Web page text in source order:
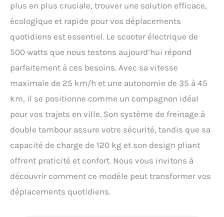
plus en plus cruciale, trouver une solution efficace,
écologique et rapide pour vos déplacements
quotidiens est essentiel. Le scooter électrique de
500 watts que nous testons aujourd’hui répond
parfaitement à ces besoins. Avec sa vitesse
maximale de 25 km/h et une autonomie de 35 à 45
km, il se positionne comme un compagnon idéal
pour vos trajets en ville. Son système de freinage à
double tambour assure votre sécurité, tandis que sa
capacité de charge de 120 kg et son design pliant
offrent praticité et confort. Nous vous invitons à
découvrir comment ce modèle peut transformer vos
déplacements quotidiens.